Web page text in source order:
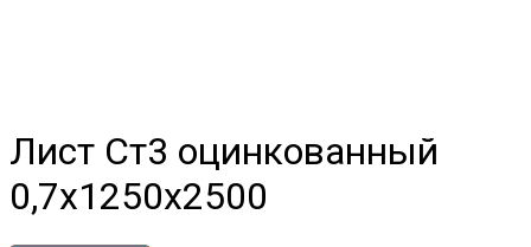
Лист Ст3 оцинкованный
0,7х1250х2500